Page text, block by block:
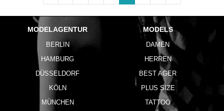
MODELAGENTUR
BERLIN
HAMBURG
DÜSSELDORF
KÖLN
MÜNCHEN
MODELS
DAMEN
HERREN
BEST AGER
PLUS SIZE
TATTOO